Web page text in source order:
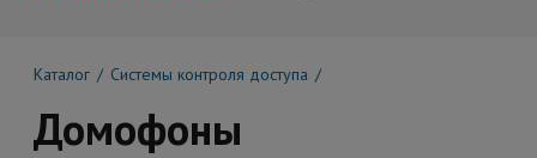
Каталог Системы контроля доступа
Домофоны